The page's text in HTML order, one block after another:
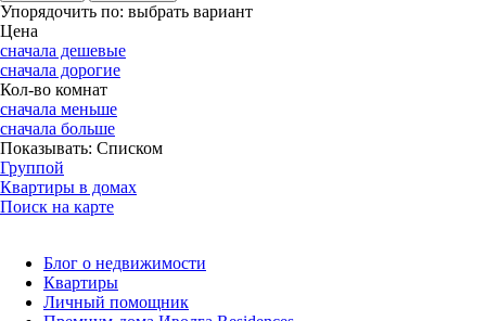
Упорядочить по: выбрать вариант
Цена
сначала дешевые
сначала дорогие
Кол-во комнат
сначала меньше
сначала больше
Показывать: Списком
Группой
Квартиры в домах
Поиск на карте
Блог о недвижимости
Квартиры
Личный помощник